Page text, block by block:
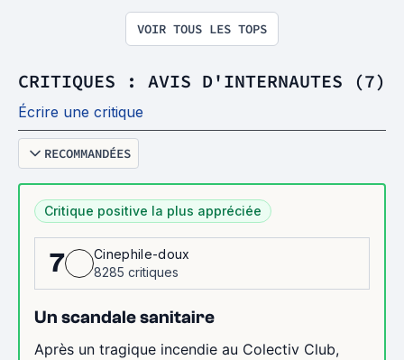
VOIR TOUS LES TOPS
CRITIQUES : AVIS D'INTERNAUTES (7)
Écrire une critique
RECOMMANDÉES
Critique positive la plus appréciée
7
Cinephile-doux
8285 critiques
Un scandale sanitaire
Après un tragique incendie au Colectiv Club,